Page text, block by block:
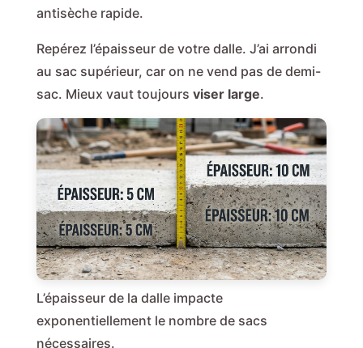
antisèche rapide.
Repérez l’épaisseur de votre dalle. J’ai arrondi
au sac supérieur, car on ne vend pas de demi-
sac. Mieux vaut toujours viser large.
L’épaisseur de la dalle impacte
exponentiellement le nombre de sacs
nécessaires.